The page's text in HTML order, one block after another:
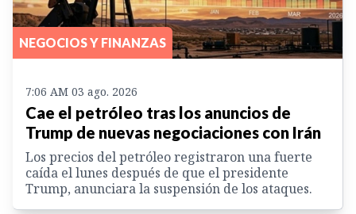
NEGOCIOS Y FINANZAS
7:06 AM 03 ago. 2026
Cae el petróleo tras los anuncios de
Trump de nuevas negociaciones con Irán
Los precios del petróleo registraron una fuerte
caída el lunes después de que el presidente
Trump, anunciara la suspensión de los ataques.